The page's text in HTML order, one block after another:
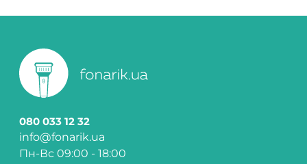
080 033 12 32
info@fonarik.ua
Пн-Вс 09:00 - 18:00